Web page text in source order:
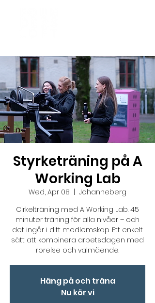
Styrketräning på A
Working Lab
Wed, Apr 08
Johanneberg
Cirkelträning med A Working Lab. 45
minuter träning för alla nivåer – och
det ingår i ditt medlemskap. Ett enkelt
sätt att kombinera arbetsdagen med
rörelse och välmående.
Häng på och träna
Nu kör vi